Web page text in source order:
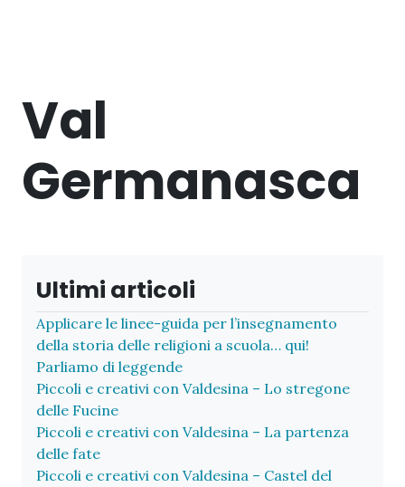
Val
Germanasca
Ultimi articoli
Applicare le linee-guida per l’insegnamento
della storia delle religioni a scuola… qui!
Parliamo di leggende
Piccoli e creativi con Valdesina – Lo stregone
delle Fucine
Piccoli e creativi con Valdesina – La partenza
delle fate
Piccoli e creativi con Valdesina – Castel del